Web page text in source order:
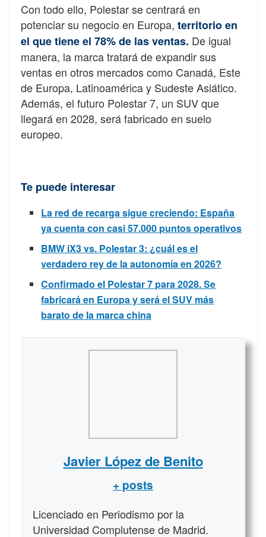
Con todo ello, Polestar se centrará en
potenciar su negocio en Europa, territorio en
el que tiene el 78% de las ventas. De igual
manera, la marca tratará de expandir sus
ventas en otros mercados como Canadá, Este
de Europa, Latinoamérica y Sudeste Asiático.
Además, el futuro Polestar 7, un SUV que
llegará en 2028, será fabricado en suelo
europeo.
Te puede interesar
La red de recarga sigue creciendo: España
ya cuenta con casi 57.000 puntos operativos
BMW iX3 vs. Polestar 3: ¿cuál es el
verdadero rey de la autonomía en 2026?
Confirmado el Polestar 7 para 2028. Se
fabricará en Europa y será el SUV más
barato de la marca china
Javier López de Benito
+ posts
Licenciado en Periodismo por la
Universidad Complutense de Madrid.